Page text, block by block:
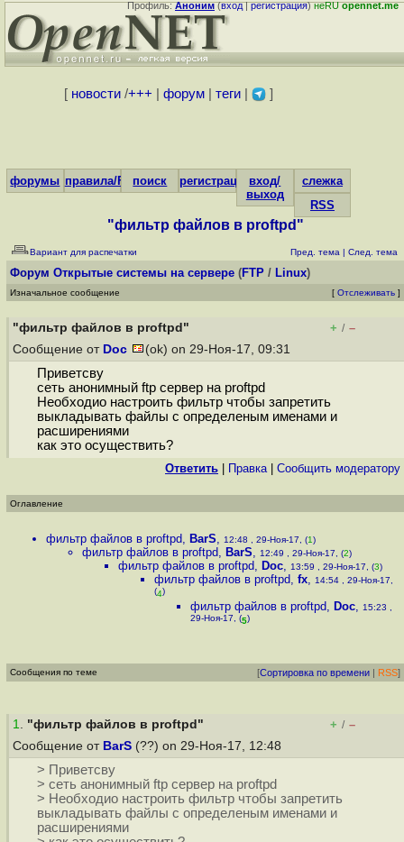
Профиль:Аноним(вход|регистрация)неRUopennet.me
[ новости/+++ форум| теги| ]
форумы правила/FAQпоиск регистрациявход/
выход
слежка
RSS
"фильтр файлов в proftpd"
Вариант для распечатки Пред. тема | След. тема
Форум Открытые системы на сервере (FTP / Linux)
Изначальное сообщение [ Отслеживать ]
"фильтр файлов в proftpd" + / –
Сообщение от Doc (ok) on 29-Ноя-17, 09:31
Приветсву
сеть анонимный ftp сервер на proftpd
Необходио настроить фильтр чтобы запретить
выкладывать файлы с определеным именами и
расширениями
как это осуществить?
Ответить Правка| Cообщить модератору
Оглавление
фильтр файлов в proftpd, BarS, 12:48 , 29-Ноя-17, (1)
фильтр файлов в proftpd, BarS, 12:49 , 29-Ноя-17, (2)
фильтр файлов в proftpd, Doc, 13:59 , 29-Ноя-17, (3)
фильтр файлов в proftpd, fx, 14:54 , 29-Ноя-17,
(4)
фильтр файлов в proftpd, Doc, 15:23 ,
29-Ноя-17, (5)
Сообщения по теме [Сортировка по времени | RSS]
1. "фильтр файлов в proftpd" + / –
Сообщение от BarS (??) on 29-Ноя-17, 12:48
> Приветсву
> сеть анонимный ftp сервер на proftpd
> Необходио настроить фильтр чтобы запретить
выкладывать файлы с определеным именами и
расширениями